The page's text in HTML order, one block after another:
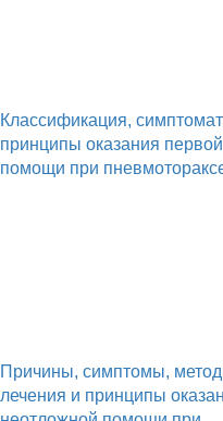
Классификация,
принципы оказания первой
помощи при
Причины, симптомы,
лечения и принципы